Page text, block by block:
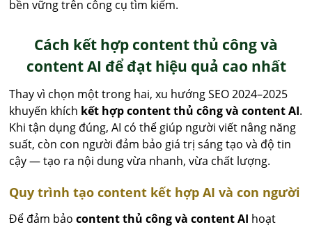
bền vững trên công cụ tìm kiếm.
Cách kết hợp content thủ công và
content AI để đạt hiệu quả cao nhất
Thay vì chọn một trong hai, xu hướng SEO 2024–2025
khuyến khích kết hợp content thủ công và content AI.
Khi tận dụng đúng, AI có thể giúp người viết nâng năng
suất, còn con người đảm bảo giá trị sáng tạo và độ tin
cậy — tạo ra nội dung vừa nhanh, vừa chất lượng.
Quy trình tạo content kết hợp AI và con người
Để đảm bảocontent thủ công và content AI hoạt